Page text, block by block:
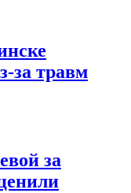
за травм
за